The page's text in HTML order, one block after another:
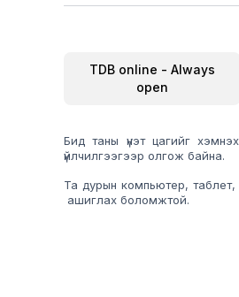
TDB online - Always
open
Бид таны үнэт цагийг
үйлчилгээгээр олгож байна.
Та дурын компьютер, таблет,
ашиглах боломжтой.